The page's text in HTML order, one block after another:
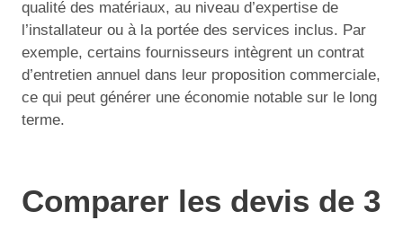
qualité des matériaux, au niveau d’expertise de
l’installateur ou à la portée des services inclus. Par
exemple, certains fournisseurs intègrent un contrat
d’entretien annuel dans leur proposition commerciale,
ce qui peut générer une économie notable sur le long
terme.
Comparer les devis de 3